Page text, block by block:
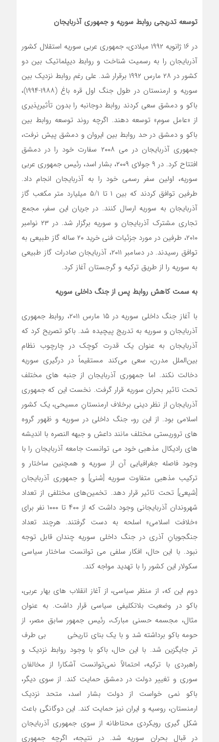
توسعه تدریجی روابط سوریه و جمهوری آذربایجان
در ۱۶ ژانویه ۱۹۹۲ میلادی، جمهوری عربی سوریه استقلال کشور
آذربایجان را به رسمیت شناخت و روابط دیپلماتیک بین دو
کشور در ۲۸ مارس ۱۹۹۲ برقرار شد. علی رغم روابط نزدیک بین
سوریه و ارمنستان در طول جنگ اول قره باغ (۱۹۸۸-۱۹۹۴)،
باکو و دمشق سعی کردند روابط دوجانبه را بدون تأثیرپذیری
از «عامل سوم» توسعه دهند. اگرچه روند توسعه روابط بین
باکو و دمشق در حد روابط بین ایروان و دمشق پیش نرفت،
جمهوری آذربایجان در می ۲۰۰۸ سفارت خود را در دمشق
افتتاح کرد. در ۹ جولای ۲۰۰۹، بشار اسد، رئیس جمهوری عربی
سوریه، اولین سفر رسمی خود را به آذربایجان انجام داد.
طرفین توافق کردند که بین ۱ تا ۵/۱ میلیارد متر مکعب گاز
آذربایجان به سوریه ارسال کنند. در جریان این سفر، مجمع
تجاری مشترک آذربایجان و سوریه برگزار شد. در ۲۳ نوامبر
۲۰۱۰، طرفین در مورد جزئیات فنی خرید ۲۰ ساله گاز طبیعی به
توافق رسیدند. در دسامبر ۲۰۱۱، آذربایجان صادرات گاز طبیعی
به سوریه را از طریق ترکیه و گرجستان آغاز کرد.
به سمت کاهش روابط پس از جنگ داخلی سوریه
با آغاز جنگ داخلی سوریه در ۱۵ مارس ۲۰۱۱، روابط جمهوری
آذربایجان و سوریه به تدریج پیچیده شد. باکو تصریح کرد که
آذربایجان به عنوان یک قدرت کوچک در چارچوب نظام
بین‌الملل مدرن، سعی می‌کند مستقیماً در درگیری سوریه
دخالت نکند. اما جمهوری آذربایجان از جنبه های مختلف
تحت تاثیر بحران سوریه قرار گرفت. نخست این که جمهوری
آذربایجان از نظر دینی برخلاف ارمنستانِ مسیحی، یک کشور
اسلامی بود. از این رو، جنگ داخلی در سوریه و ظهور گروه
های تروریستی مختلف مانند داعش و جبهه النصره با اندیشه
های رادیکال مذهبی خود می توانست جامعه آذربایجان را با
وجود فاصله جغرافیایی آن از سوریه و همچنین ساختار و
ترکیب مذهبی متفاوت سوریه [سُنی] و جمهوری آذربایجان
[شیعی] تحت تاثیر قرار دهد. تخمین‌های مختلفی از تعداد
شهروندان آذربایجانی وجود داشت که از ۴۰۰ تا ۱۰۰۰ نفر برای
«خلافت اسلامی» اسلحه به دست گرفتند. هرچند تعداد
جنگجویانِ آذری در جنگ داخلی سوریه چندان قابل توجه
نبود. با این حال، افکار سلفی می توانست ساختار سیاسی
سکولار این کشور را با تهدید مواجه کند.
دوم این که، از منظر سیاسی، از آغاز انقلاب های بهار عربی،
باکو در وضعیت بلاتکلیفی سیاسی قرار داشت. به عنوان
مثال، مجسمه حسنی مبارک، رئیس جمهور سابق مصر، از
حومه باکو برداشته شد و با یک بنای تاریخی بی طرف
تر جایگزین شد. با این حال، باکو با وجود روابط نزدیک و
راهبردی با ترکیه، احتمالاً نمی‌توانست آشکارا از مخالفان
سوری و تغییر دولت در دمشق حمایت کند. از سوی دیگر،
باکو نمی خواست از دولت بشار اسد، متحد نزدیک
ارمنستان، روسیه و ایران نیز حمایت کند. این دوگانگی باعث
شکل گیری رویکردی محتاطانه از سوی جمهوری آذربایجان
در قبال بحران سوریه شد. در نتیجه، اگرچه جمهوری